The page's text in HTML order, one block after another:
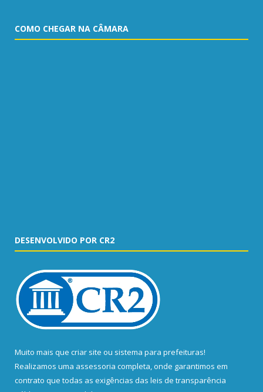
COMO CHEGAR NA CÂMARA
DESENVOLVIDO POR CR2
Muito mais que criar site ou sistema para prefeituras!
Realizamos uma assessoria completa, onde garantimos em
contrato que todas as exigências das leis de transparência